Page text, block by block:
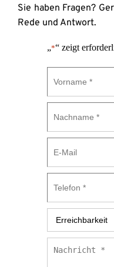
Sie haben Fragen?
Rede und Antwort.
„*“ zeigt
Mail